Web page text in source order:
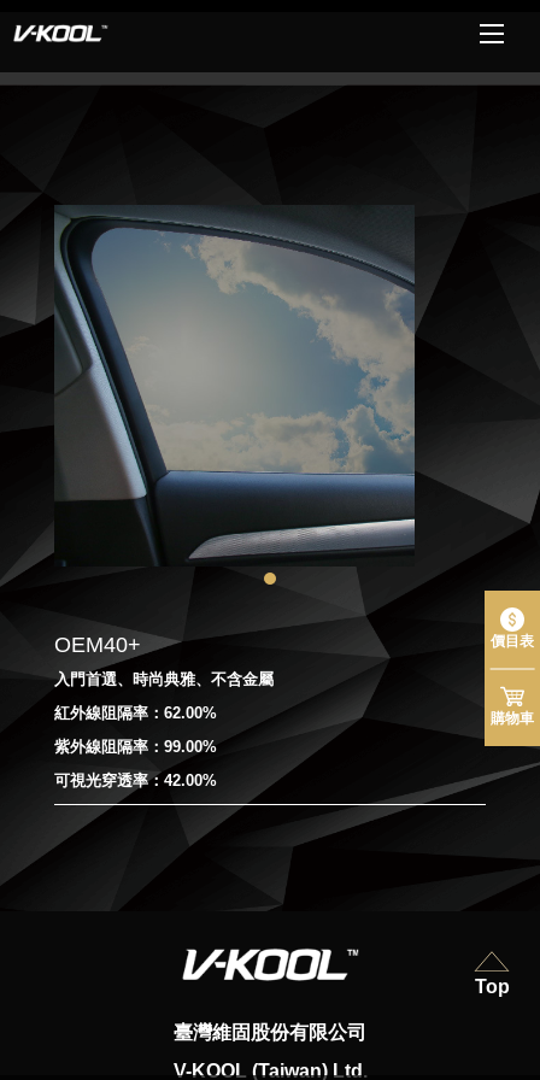
OEM40+
入門首選、時尚典雅、不含金屬
紅外線阻隔率：62.00%
紫外線阻隔率：99.00%
可視光穿透率：42.00%
臺灣維固股份有限公司
V-KOOL (Taiwan) Ltd.
Top
價目表
購物車